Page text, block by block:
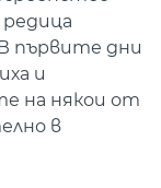
първите дни
и
на някои от
в